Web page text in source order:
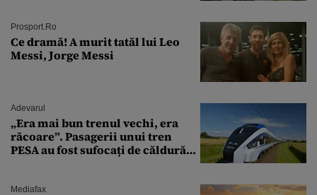
Prosport.ro
Ce dramă! A murit tatăl lui Leo
Messi, Jorge Messi
Adevarul
„Era mai bun trenul vechi, era
răcoare”. Pasagerii unui tren
PESA au fost sufocați de căldură
Mediafax